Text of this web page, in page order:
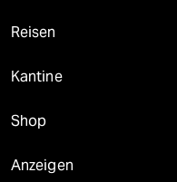
Reisen
Kantine
Shop
Anzeigen